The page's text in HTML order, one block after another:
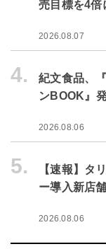
売目標を4倍
2026.08.07
4.
紀文食品、
ンBOOK』
2026.08.06
5.
【速報】タ
ー導入新店
2026.08.06